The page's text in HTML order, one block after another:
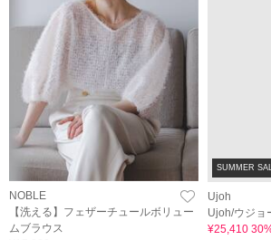
NOBLE
【洗える】フェザーチュールボリュー
ムブラウス
SUMMER
Ujoh
Ujoh/ウジョ
¥25,410